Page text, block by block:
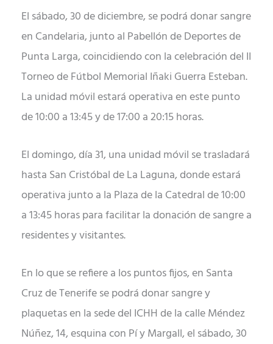
El sábado, 30 de diciembre, se podrá donar sangre
en Candelaria, junto al Pabellón de Deportes de
Punta Larga, coincidiendo con la celebración del II
Torneo de Fútbol Memorial Iñaki Guerra Esteban.
La unidad móvil estará operativa en este punto
de 10:00 a 13:45 y de 17:00 a 20:15 horas.
El domingo, día 31, una unidad móvil se trasladará
hasta San Cristóbal de La Laguna, donde estará
operativa junto a la Plaza de la Catedral de 10:00
a 13:45 horas para facilitar la donación de sangre a
residentes y visitantes.
En lo que se refiere a los puntos fijos, en Santa
Cruz de Tenerife se podrá donar sangre y
plaquetas en la sede del ICHH de la calle Méndez
Núñez, 14, esquina con Pí y Margall, el sábado, 30